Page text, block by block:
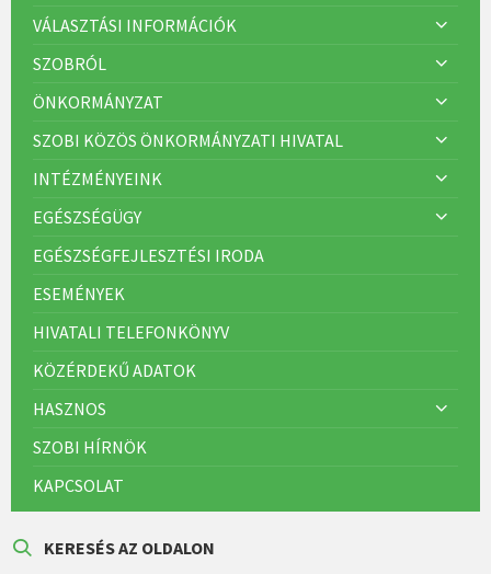
VÁLASZTÁSI INFORMÁCIÓK
SZOBRÓL
ÖNKORMÁNYZAT
SZOBI KÖZÖS ÖNKORMÁNYZATI HIVATAL
INTÉZMÉNYEINK
EGÉSZSÉGÜGY
EGÉSZSÉGFEJLESZTÉSI IRODA
ESEMÉNYEK
HIVATALI TELEFONKÖNYV
KÖZÉRDEKŰ ADATOK
HASZNOS
SZOBI HÍRNÖK
KAPCSOLAT
KERESÉS AZ OLDALON